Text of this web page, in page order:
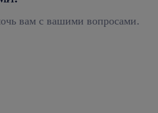
неисправностей и
вам с вашими вопросами.